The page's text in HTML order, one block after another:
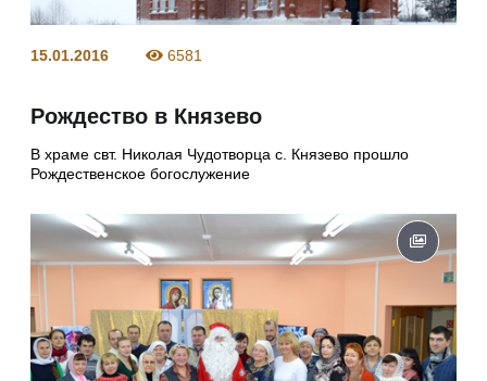
15.01.2016 6581
Рождество в Князево
В храме свт. Николая Чудотворца с. Князево прошло
Рождественское богослужение